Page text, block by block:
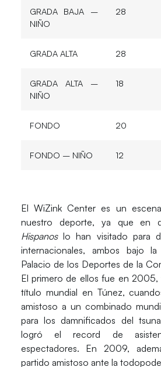
GRADA BAJA –
NIÑO
28
GRADA ALTA 28
GRADA ALTA –
NIÑO
18
FONDO 20
FONDO – NIÑO 12
El WiZink Center es un
nuestro deporte, ya que en
Hispanoslo han visitado para
internacionales, ambos bajo
Palacio de los Deportes de la
El primero de ellos fue en 2005,
título mundial en Túnez,
amistoso a un combinado
para los damnificados del
logró el record de
espectadores. En 2009,
partido amistoso ante la